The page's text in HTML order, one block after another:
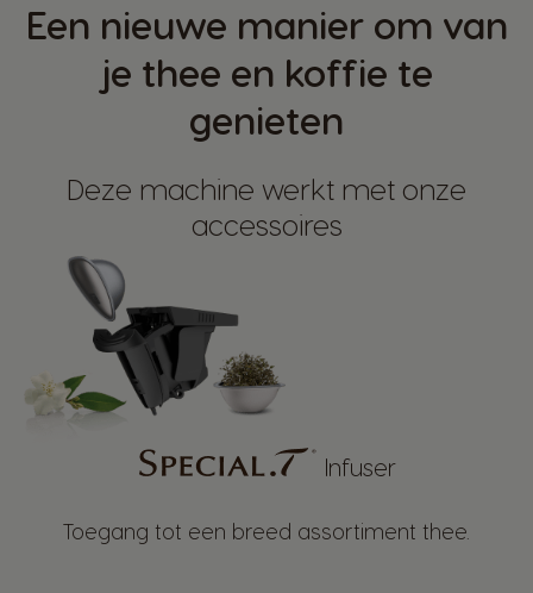
Een nieuwe manier om van
je thee en koffie te
genieten
Deze machine werkt met onze
accessoires
Infuser
Toegang tot een breed assortiment thee.